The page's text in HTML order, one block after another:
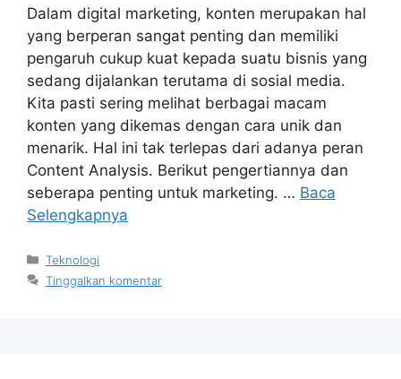
Dalam digital marketing, konten merupakan hal
yang berperan sangat penting dan memiliki
pengaruh cukup kuat kepada suatu bisnis yang
sedang dijalankan terutama di sosial media.
Kita pasti sering melihat berbagai macam
konten yang dikemas dengan cara unik dan
menarik. Hal ini tak terlepas dari adanya peran
Content Analysis. Berikut pengertiannya dan
seberapa penting untuk marketing. … Baca
Selengkapnya
Kategori
Teknologi
Tinggalkan komentar